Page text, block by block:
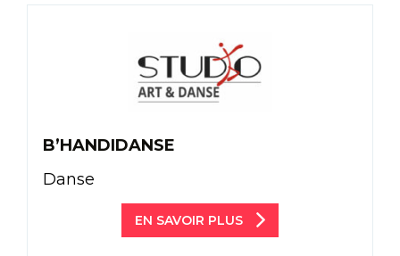
B’HANDIDANSE
Danse
EN SAVOIR PLUS